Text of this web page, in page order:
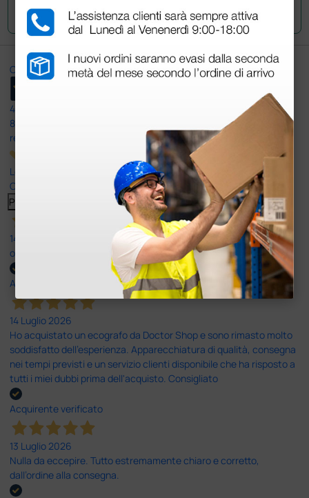
Invia la tua domanda
Ottimo
4,6
8.330
recensioni
Le nostre recensioni a 4 e 5 stelle.
Clicca qui per leggerle tutte >
Precedente
Successivo
14 Luglio 2026
ottima
Acquirente verificato
14 Luglio 2026
Ho acquistato un ecografo da Doctor Shop e sono rimasto molto
soddisfatto dell'esperienza. Apparecchiatura di qualità, consegna
nei tempi previsti e un servizio clienti disponibile che ha risposto a
tutti i miei dubbi prima dell'acquisto. Consigliato
Acquirente verificato
13 Luglio 2026
Nulla da eccepire. Tutto estremamente chiaro e corretto,
dall’ordine alla consegna.